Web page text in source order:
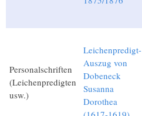
Personalschriften
(Leichenpredigten
usw.)
Leichenpredigt-
Auszug von
Dobeneck
Susanna
Dorothea